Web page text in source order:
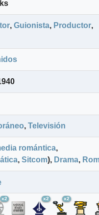
, Guionista, Productor,
, Televisión
romántica,
, Sitcom), Drama,
x2 x2 x2